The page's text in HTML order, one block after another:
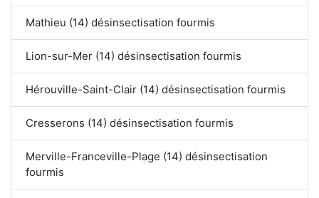
Mathieu (14) désinsectisation fourmis
Lion-sur-Mer (14) désinsectisation fourmis
Hérouville-Saint-Clair (14) désinsectisation fourmis
Cresserons (14) désinsectisation fourmis
Merville-Franceville-Plage (14) désinsectisation
fourmis